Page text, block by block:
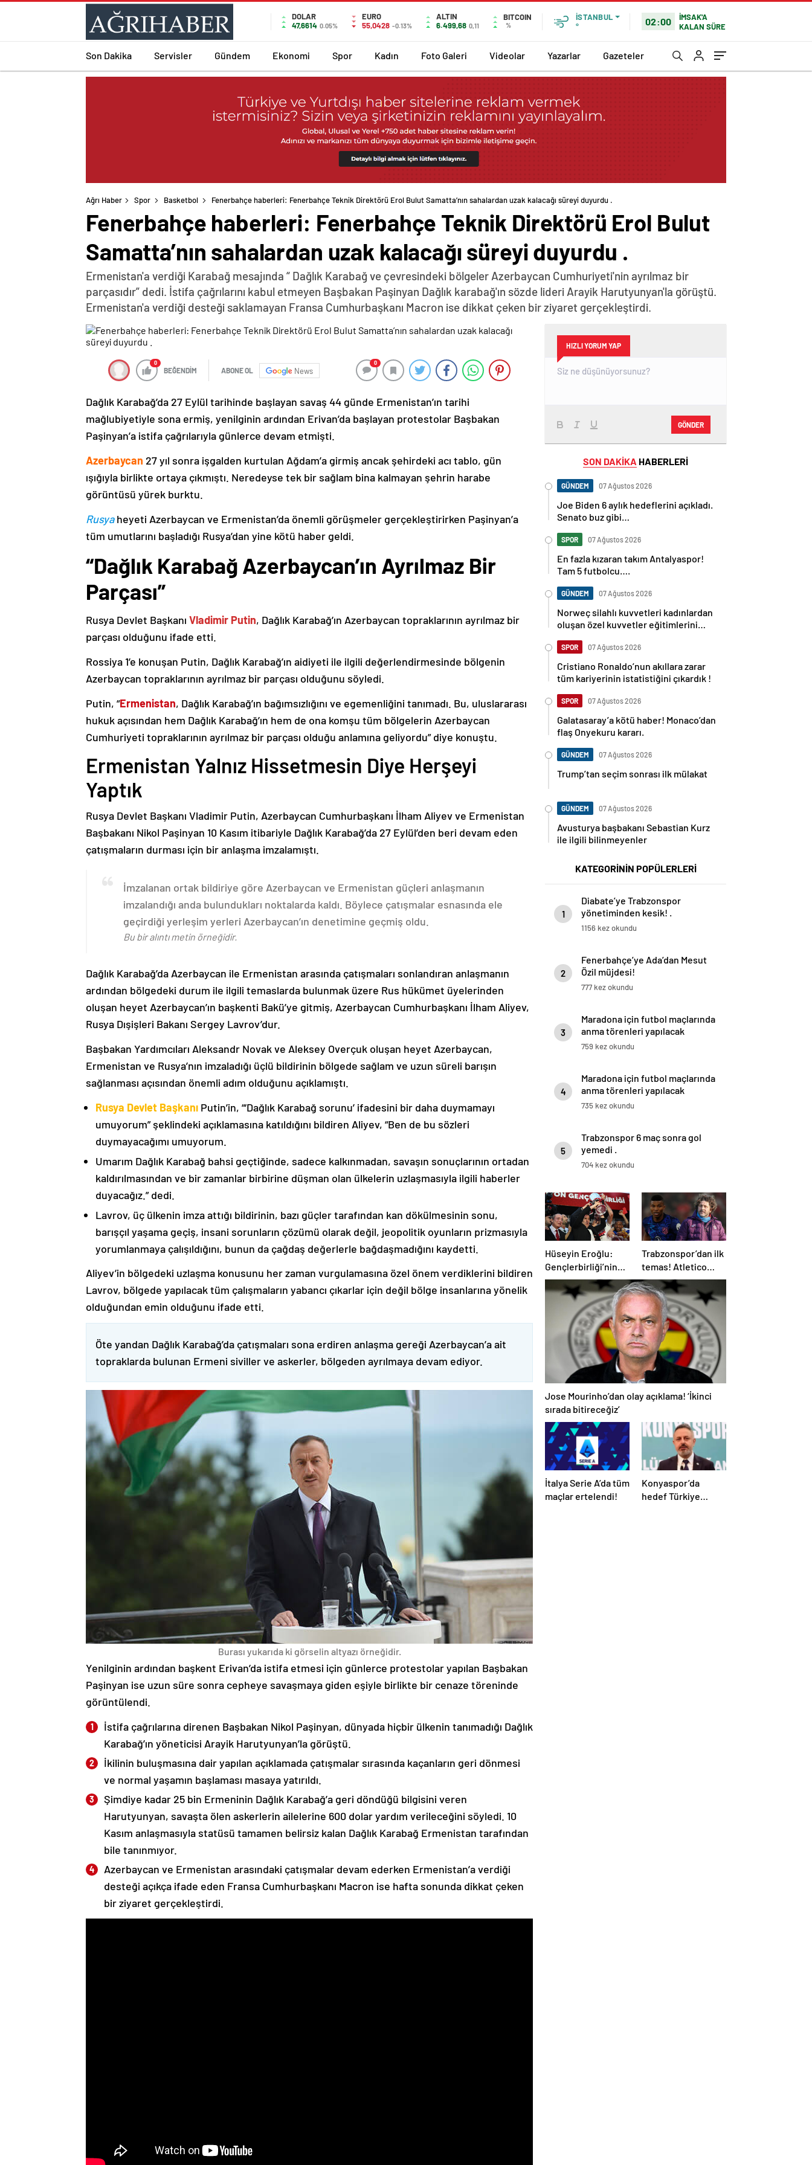
DOLAR
47,6614 0.05%
EURO
55,0428 -0.13%
ALTIN
6.499,68 0,11
BITCOIN
%
İSTANBUL
°
02:00
İMSAK'A
KALAN SÜRE
Son Dakika Servisler Gündem Ekonomi Spor Kadın Foto Galeri Videolar Yazarlar Gazeteler
Ağrı Haber Spor Basketbol Fenerbahçe haberleri: Fenerbahçe Teknik Direktörü Erol Bulut Samatta’nın sahalardan uzak kalacağı süreyi duyurdu .
Fenerbahçe haberleri: Fenerbahçe Teknik Direktörü Erol Bulut
Samatta’nın sahalardan uzak kalacağı süreyi duyurdu .
Ermenistan'a verdiği Karabağ mesajında “ Dağlık Karabağ ve çevresindeki bölgeler Azerbaycan Cumhuriyeti'nin ayrılmaz bir
parçasıdır” dedi. İstifa çağrılarını kabul etmeyen Başbakan Paşinyan Dağlık karabağ'ın sözde lideri Arayik Harutyunyan'la görüştü.
Ermenistan'a verdiği desteği saklamayan Fransa Cumhurbaşkanı Macron ise dikkat çeken bir ziyaret gerçekleştirdi.
0
BEĞENDİM ABONE OL News
0
Dağlık Karabağ’da 27 Eylül tarihinde başlayan savaş 44 günde Ermenistan’ın tarihi
mağlubiyetiyle sona ermiş, yenilginin ardından Erivan’da başlayan protestolar Başbakan
Paşinyan’a istifa çağrılarıyla günlerce devam etmişti.
Azerbaycan 27 yıl sonra işgalden kurtulan Ağdam’a girmiş ancak şehirdeki acı tablo, gün
ışığıyla birlikte ortaya çıkmıştı. Neredeyse tek bir sağlam bina kalmayan şehrin harabe
görüntüsü yürek burktu.
Rusyaheyeti Azerbaycan ve Ermenistan’da önemli görüşmeler gerçekleştirirken Paşinyan’a
tüm umutlarını başladığı Rusya’dan yine kötü haber geldi.
“Dağlık Karabağ Azerbaycan’ın Ayrılmaz Bir
Parçası”
Rusya Devlet Başkanı Vladimir Putin, Dağlık Karabağ’ın Azerbaycan topraklarının ayrılmaz bir
parçası olduğunu ifade etti.
Rossiya 1’e konuşan Putin, Dağlık Karabağ’ın aidiyeti ile ilgili değerlendirmesinde bölgenin
Azerbaycan topraklarının ayrılmaz bir parçası olduğunu söyledi.
Putin, “Ermenistan, Dağlık Karabağ’ın bağımsızlığını ve egemenliğini tanımadı. Bu, uluslararası
hukuk açısından hem Dağlık Karabağ’ın hem de ona komşu tüm bölgelerin Azerbaycan
Cumhuriyeti topraklarının ayrılmaz bir parçası olduğu anlamına geliyordu” diye konuştu.
Ermenistan Yalnız Hissetmesin Diye Herşeyi
Yaptık
Rusya Devlet Başkanı Vladimir Putin, Azerbaycan Cumhurbaşkanı İlham Aliyev ve Ermenistan
Başbakanı Nikol Paşinyan 10 Kasım itibariyle Dağlık Karabağ’da 27 Eylül’den beri devam eden
çatışmaların durması için bir anlaşma imzalamıştı.
İmzalanan ortak bildiriye göre Azerbaycan ve Ermenistan güçleri anlaşmanın
imzalandığı anda bulundukları noktalarda kaldı. Böylece çatışmalar esnasında ele
geçirdiği yerleşim yerleri Azerbaycan’ın denetimine geçmiş oldu.
Bu bir alıntı metin örneğidir.
Dağlık Karabağ’da Azerbaycan ile Ermenistan arasında çatışmaları sonlandıran anlaşmanın
ardından bölgedeki durum ile ilgili temaslarda bulunmak üzere Rus hükümet üyelerinden
oluşan heyet Azerbaycan’ın başkenti Bakü’ye gitmiş, Azerbaycan Cumhurbaşkanı İlham Aliyev,
Rusya Dışişleri Bakanı Sergey Lavrov’dur.
Başbakan Yardımcıları Aleksandr Novak ve Aleksey Overçuk oluşan heyet Azerbaycan,
Ermenistan ve Rusya’nın imzaladığı üçlü bildirinin bölgede sağlam ve uzun süreli barışın
sağlanması açısından önemli adım olduğunu açıklamıştı.
Rusya Devlet Başkanı Putin’in, “‘Dağlık Karabağ sorunu’ ifadesini bir daha duymamayı
umuyorum” şeklindeki açıklamasına katıldığını bildiren Aliyev, “Ben de bu sözleri
duymayacağımı umuyorum.
Umarım Dağlık Karabağ bahsi geçtiğinde, sadece kalkınmadan, savaşın sonuçlarının ortadan
kaldırılmasından ve bir zamanlar birbirine düşman olan ülkelerin uzlaşmasıyla ilgili haberler
duyacağız.” dedi.
Lavrov, üç ülkenin imza attığı bildirinin, bazı güçler tarafından kan dökülmesinin sonu,
barışçıl yaşama geçiş, insani sorunların çözümü olarak değil, jeopolitik oyunların prizmasıyla
yorumlanmaya çalışıldığını, bunun da çağdaş değerlerle bağdaşmadığını kaydetti.
Aliyev’in bölgedeki uzlaşma konusunu her zaman vurgulamasına özel önem verdiklerini bildiren
Lavrov, bölgede yapılacak tüm çalışmaların yabancı çıkarlar için değil bölge insanlarına yönelik
olduğundan emin olduğunu ifade etti.
Öte yandan Dağlık Karabağ’da çatışmaları sona erdiren anlaşma gereği Azerbaycan’a ait
topraklarda bulunan Ermeni siviller ve askerler, bölgeden ayrılmaya devam ediyor.
Burası yukarıda ki görselin altyazı örneğidir.
Yenilginin ardından başkent Erivan’da istifa etmesi için günlerce protestolar yapılan Başbakan
Paşinyan ise uzun süre sonra cepheye savaşmaya giden eşiyle birlikte bir cenaze töreninde
görüntülendi.
İstifa çağrılarına direnen Başbakan Nikol Paşinyan, dünyada hiçbir ülkenin tanımadığı Dağlık
Karabağ’ın yöneticisi Arayik Harutyunyan’la görüştü.
İkilinin buluşmasına dair yapılan açıklamada çatışmalar sırasında kaçanların geri dönmesi
ve normal yaşamın başlaması masaya yatırıldı.
Şimdiye kadar 25 bin Ermeninin Dağlık Karabağ’a geri döndüğü bilgisini veren
Harutyunyan, savaşta ölen askerlerin ailelerine 600 dolar yardım verileceğini söyledi. 10
Kasım anlaşmasıyla statüsü tamamen belirsiz kalan Dağlık Karabağ Ermenistan tarafından
bile tanınmıyor.
Azerbaycan ve Ermenistan arasındaki çatışmalar devam ederken Ermenistan’a verdiği
desteği açıkça ifade eden Fransa Cumhurbaşkanı Macron ise hafta sonunda dikkat çeken
bir ziyaret gerçekleştirdi.
HIZLI YORUM YAP
GÖNDER
SON DAKİKA HABERLERİ
GÜNDEM 07 Ağustos 2026
Joe Biden 6 aylık hedeflerini açıkladı.
Senato buz gibi…
SPOR 07 Ağustos 2026
En fazla kızaran takım Antalyaspor!
Tam 5 futbolcu….
GÜNDEM 07 Ağustos 2026
Norweç silahlı kuvvetleri kadınlardan
oluşan özel kuvvetler eğitimlerini
SPOR 07 Ağustos 2026
Cristiano Ronaldo’nun akıllara zarar
tüm kariyerinin istatistiğini çıkardık !
SPOR 07 Ağustos 2026
Galatasaray’a kötü haber! Monaco’dan
flaş Onyekuru kararı.
GÜNDEM 07 Ağustos 2026
Trump’tan seçim sonrası ilk mülakat
GÜNDEM 07 Ağustos 2026
Avusturya başbakanı Sebastian Kurz
ile ilgili bilinmeyenler
KATEGORİNİN POPÜLERLERİ
1
Diabate’ye Trabzonspor
yönetiminden kesik! .
1156 kez okundu
2
Fenerbahçe’ye Ada’dan Mesut
Özil müjdesi!
777 kez okundu
3
Maradona için futbol maçlarında
anma törenleri yapılacak
759 kez okundu
4
Maradona için futbol maçlarında
anma törenleri yapılacak
735 kez okundu
5
Trabzonspor 6 maç sonra gol
yemedi .
704 kez okundu
Hüseyin Eroğlu:
Gençlerbirliği’nin
yeri Süper Lig’dir
Trabzonspor’dan ilk
temas! Atletico
Madrid’in yıldızı
gündemde
Jose Mourinho’dan olay açıklama! ‘İkinci
sırada bitireceğiz’
İtalya Serie A’da tüm
maçlar ertelendi!
Konyaspor’da
hedef Türkiye